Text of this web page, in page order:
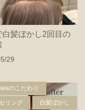
白髪ぼかし2回目の
29
のこだわり
リング 白髪ぼかし